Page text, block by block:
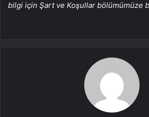
bilgi için Şart ve Koşullar bölümümüze